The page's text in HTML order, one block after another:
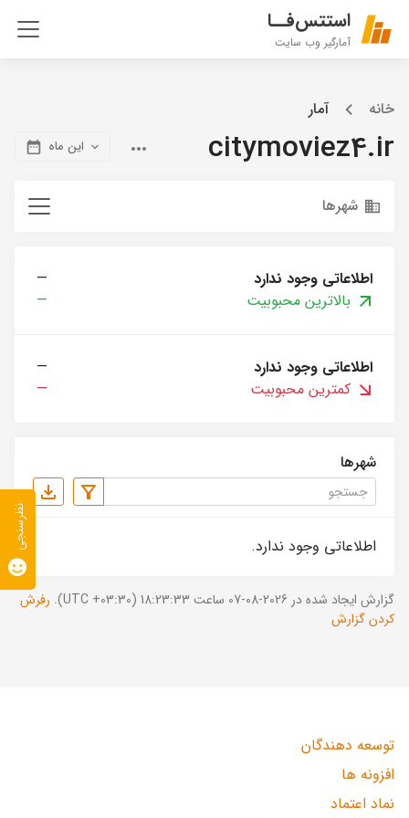
استتس‌فــا
آمارگیر وب سایت
خانه آمار
citymoviez4.ir این ماه
شهرها
اطلاعاتی وجود ندارد
—
بالاترین محبوبیت
—
اطلاعاتی وجود ندارد
—
کمترین محبوبیت
—
شهرها
اطلاعاتی وجود ندارد.
گزارش ایجاد شده در 2026-08-07 ساعت 18:23:33 (UTC +03:30).
رفرش
کردن گزارش
توسعه دهندگان
افزونه ها
نماد اعتماد
نظرسنجی